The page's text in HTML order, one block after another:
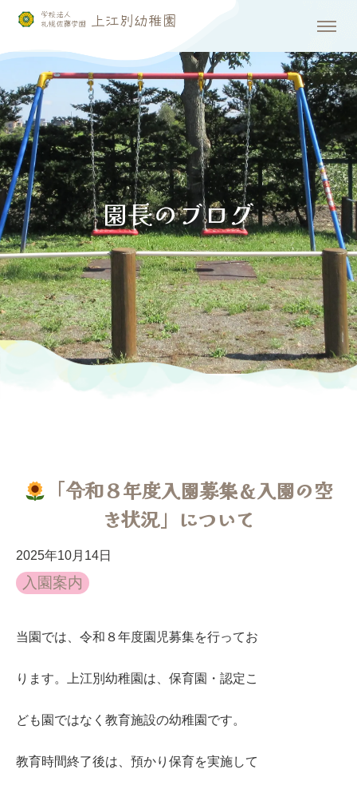
「令和８年度入園募集＆入園の空
き状況」について
2025年10月14日
入園案内
当園では、令和８年度園児募集を行ってお
ります。上江別幼稚園は、保育園・認定こ
ども園ではなく教育施設の幼稚園です。
教育時間終了後は、預かり保育を実施して